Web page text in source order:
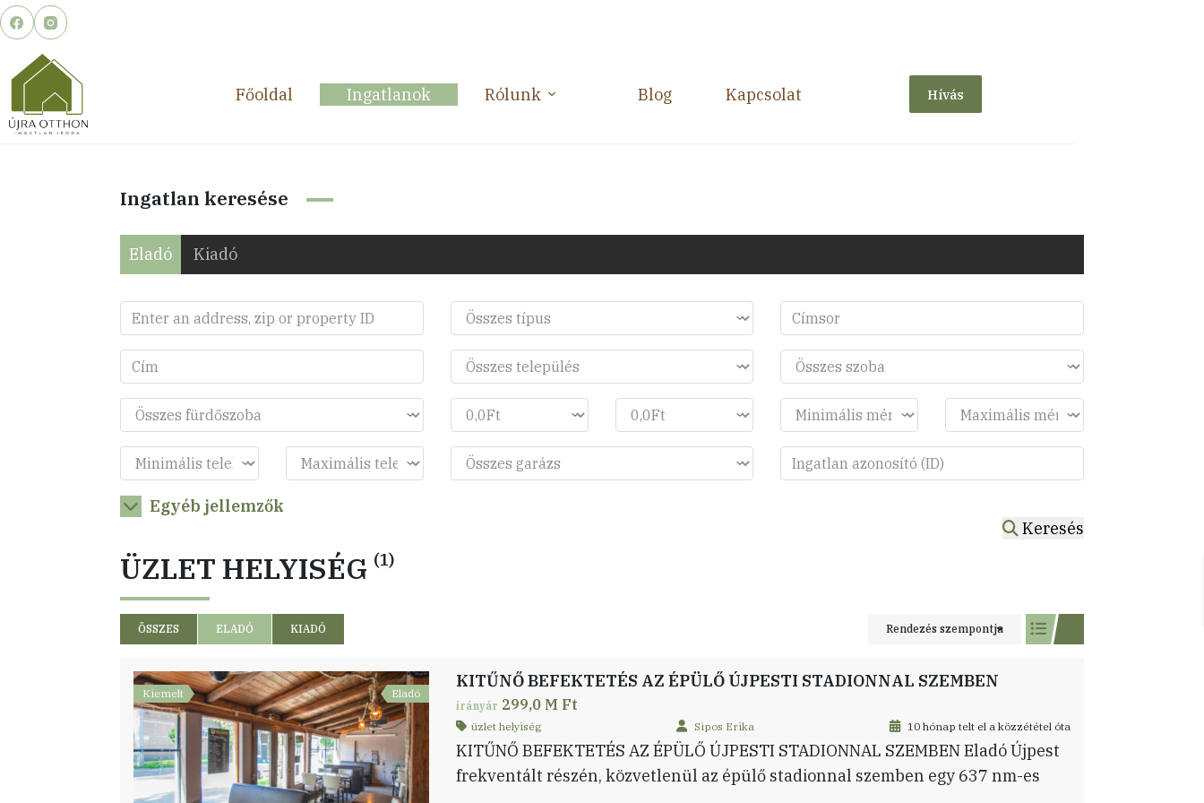
Skip
to
content
Főoldal
Ingatlanok Rólunk Blog Kapcsolat Hívás
Ingatlan keresése
Eladó Kiadó
Egyéb jellemzők
Keresés
ÜZLET HELYISÉG (1)
ÖSSZES ELADÓ KIADÓ Rendezés szempontja
Kiemelt Eladó
KITŰNŐ BEFEKTETÉS AZ ÉPÜLŐ ÚJPESTI STADIONNAL SZEMBEN
irányár 299,0 M Ft
üzlet helyiség Sipos Erika 10 hónap telt el a közzététel óta
KITŰNŐ BEFEKTETÉS AZ ÉPÜLŐ ÚJPESTI STADIONNAL SZEMBEN Eladó Újpest
frekventált részén, közvetlenül az épülő stadionnal szemben egy 637 nm-es